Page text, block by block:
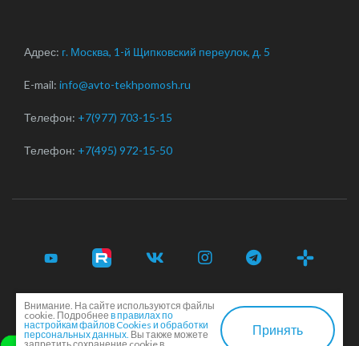
Адрес: г. Москва, 1-й Щипковский переулок, д. 5
E-mail: info@avto-tekhpomosh.ru
Телефон: +7(977) 703-15-15
Телефон: +7(495) 972-15-50
© 2017-2026 Срочная автотехпомощь легковым и
грузовым автомобилям в Москве и Московской области ·
Соглашение сторон ·
Внимание. На сайте используются файлы
cookie. Подробнее в правилах по
настройкам файлов Cookies и обработки
персональных данных. Вы также можете
Принять